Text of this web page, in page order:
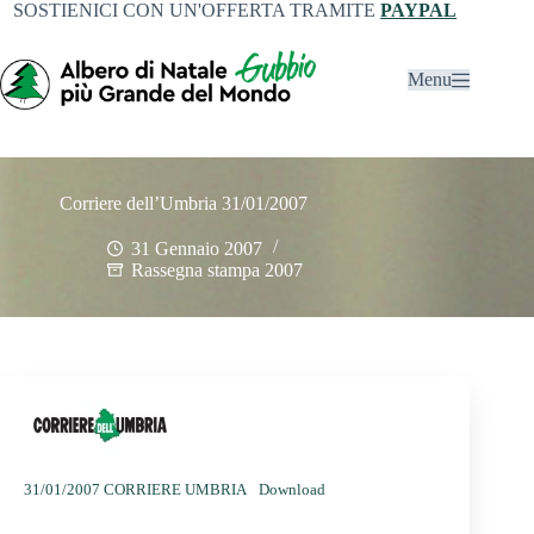
SOSTIENICI CON UN'OFFERTA TRAMITEPAYPAL
Menu
Corriere dell’Umbria 31/01/2007
31 Gennaio 2007
Rassegna stampa 2007
31/01/2007 CORRIERE UMBRIA Download